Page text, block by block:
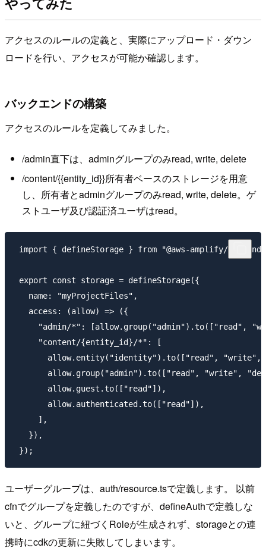
アクセスのルールの定義と、実際にアップロード・ダウン
ロードを行い、アクセスが可能か確認します。
バックエンドの構築
アクセスのルールを定義してみました。
/admin直下は、adminグループのみread, write, delete
/content/{{entity_id}}所有者ベースのストレージを用意
し、所有者とadminグループのみread, write, delete。ゲ
ストユーザ及び認証済ユーザはread。
import { defineStorage } from "@aws-amplify/
export const storage = defineStorage({
   name: "myProjectFiles",
   access: (allow) => ({
"admin/*": [allow.group("admin").to(["read",
     "content/{entity_id}/*": [
allow.entity("identity").to(["read", "write",
allow.group("admin").to(["read", "write",
       allow.guest.to(["read"]),
       allow.authenticated.to(["read"]),
     ],
   }),
ユーザーグループは、auth/resource.tsで定義します。 以前
cfnでグループを定義したのですが、defineAuthで定義しな
いと、グループに紐づくRoleが生成されず、storageとの連
携時にcdkの更新に失敗してしまいます。